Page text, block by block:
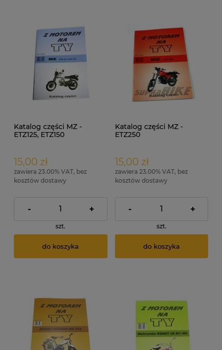
Katalog części MZ -
ETZ125, ETZ150
15,00 zł
zawiera 23.00% VAT, bez
kosztów dostawy
- +
szt.
do koszyka
Katalog części MZ -
ETZ250
15,00 zł
zawiera 23.00% VAT, bez
kosztów dostawy
- +
szt.
do koszyka